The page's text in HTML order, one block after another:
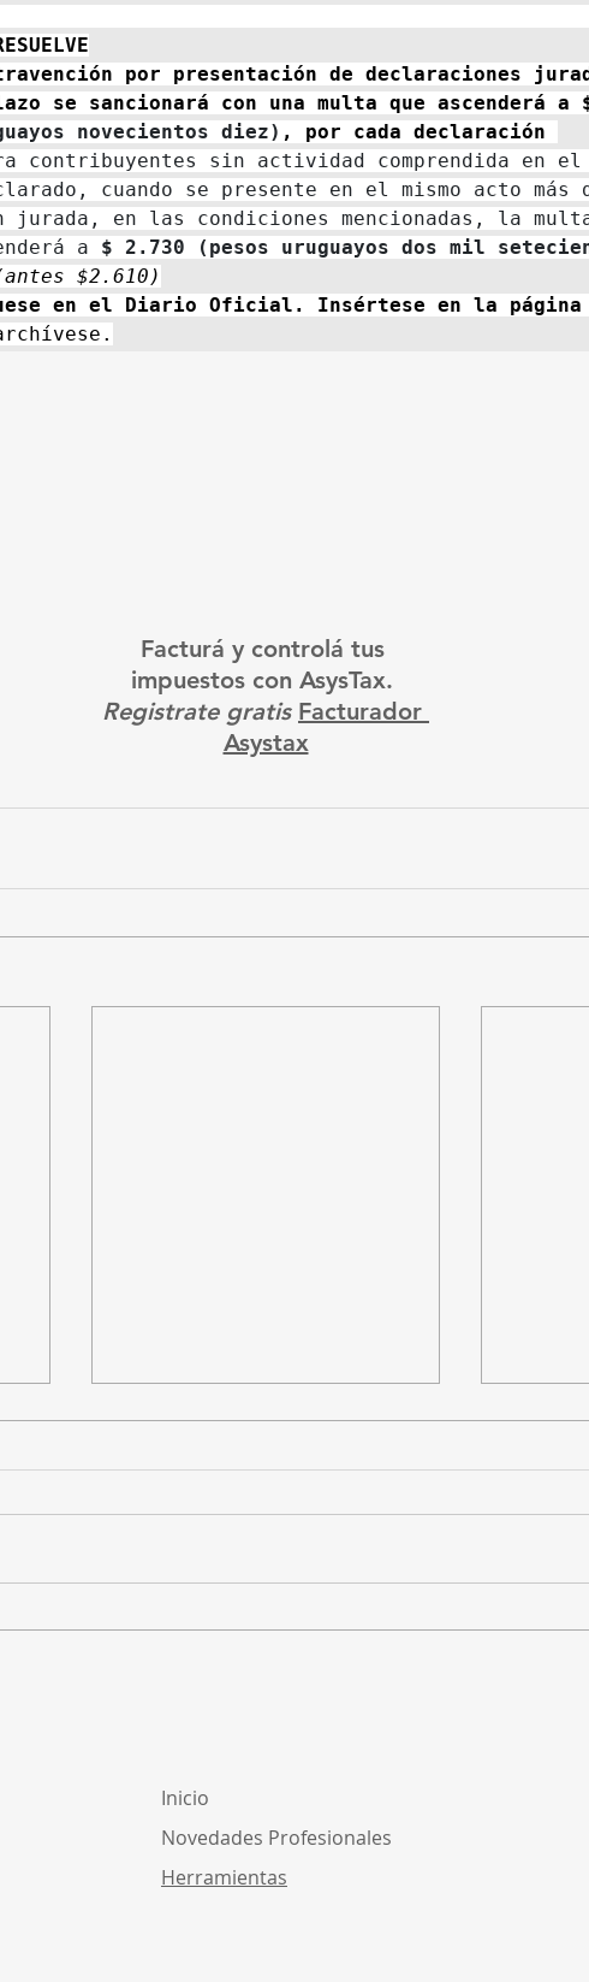
por presentación de declaraciones
se sancionará con una multa que ascenderá a
novecientos diez) , por cada declaración
contribuyentes sin actividad comprendida en el
cuando se presente en el mismo acto más
jurada, en las condiciones mencionadas, la
a $ 2.730 (pesos uruguayos dos mil
$2.610)
Facturá y controlá tus
impuestos con AsysTax.
Registrate gratis Facturador
Asystax
Homologación de
Inicio
Novedades Profesionales
Herramientas